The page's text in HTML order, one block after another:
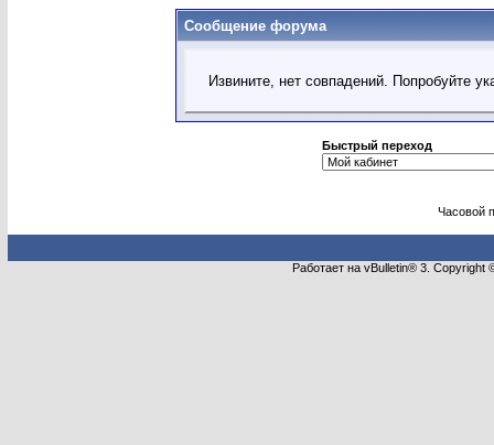
Сообщение форума
Извините, нет совпадений. Попробуйте
Быстрый переход
Часовой
Работает на vBulletin® 3.